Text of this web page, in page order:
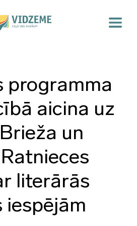
programma
aicina uz
un
literārās